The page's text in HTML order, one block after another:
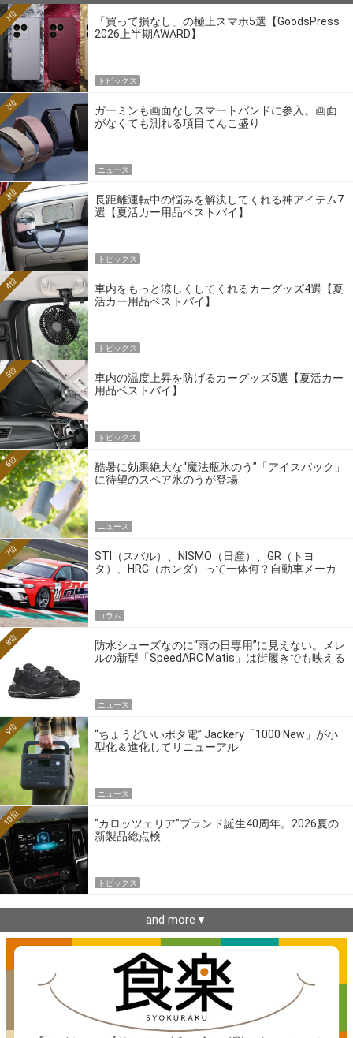
「買って損なし」の極上スマホ5選【GoodsPress
2026上半期AWARD】
1位
トピックス
ガーミンも画面なしスマートバンドに参入。画面
がなくても測れる項目てんこ盛り
2位
ニュース
長距離運転中の悩みを解決してくれる神アイテム7
選【夏活カー用品ベストバイ】
3位
トピックス
車内をもっと涼しくしてくれるカーグッズ4選【夏
活カー用品ベストバイ】
4位
トピックス
車内の温度上昇を防げるカーグッズ5選【夏活カー
用品ベストバイ】
5位
トピックス
酷暑に効果絶大な“魔法瓶氷のう”「アイスパック」
に待望のスペア氷のうが登場
6位
ニュース
STI（スバル）、NISMO（日産）、GR（トヨ
タ）、HRC（ホンダ）って一体何？自動車メーカ
7位
コラム
防水シューズなのに“雨の日専用”に見えない。メレ
ルの新型「SpeedARC Matis」は街履きでも映える
8位
ニュース
“ちょうどいいポタ電” Jackery「1000 New」が小
型化＆進化してリニューアル
9位
ニュース
“カロッツェリア”ブランド誕生40周年。2026夏の
新製品総点検
10位
トピックス
and more▼